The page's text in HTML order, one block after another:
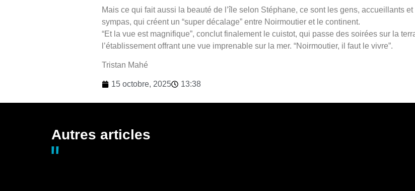
Mais ce qui fait aussi la beauté de l’île selon Stéphane, ce sont les gens, accueillants et
sympas, qui créent un “super décalage” entre Noirmoutier et le continent.
“Et la vue est magnifique”, conclut finalement le cuistot, qui passe des soirées sur la
l’établissement offrant une vue imprenable sur la mer. “Noirmoutier, il faut le vivre”.
Tristan Mahé
15 octobre, 2025 13:38
Autres articles